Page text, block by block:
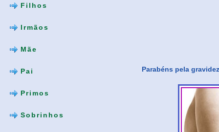
Filhos
Irmãos
Mãe
Pai
Primos
Sobrinhos
Parabéns pela